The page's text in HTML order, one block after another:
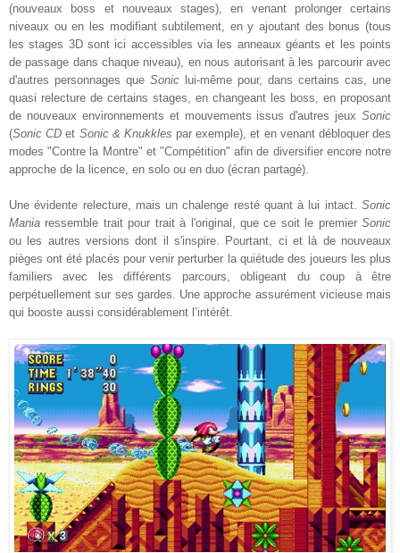
(nouveaux boss et nouveaux stages), en venant prolonger certains
niveaux ou en les modifiant subtilement, en y ajoutant des bonus (tous
les stages 3D sont ici accessibles via les anneaux géants et les points
de passage dans chaque niveau), en nous autorisant à les parcourir avec
d'autres personnages que Sonic lui-même pour, dans certains cas, une
quasi relecture de certains stages, en changeant les boss, en proposant
de nouveaux environnements et mouvements issus d'autres jeux Sonic
(Sonic CD et Sonic & Knukkles par exemple), et en venant débloquer des
modes "Contre la Montre" et "Compétition" afin de diversifier encore notre
approche de la licence, en solo ou en duo (écran partagé).
Une évidente relecture, mais un chalenge resté quant à lui intact. Sonic
Mania ressemble trait pour trait à l'original, que ce soit le premier Sonic
ou les autres versions dont il s'inspire. Pourtant, ci et là de nouveaux
pièges ont été placés pour venir perturber la quiétude des joueurs les plus
familiers avec les différents parcours, obligeant du coup à être
perpétuellement sur ses gardes. Une approche assurément vicieuse mais
qui booste aussi considérablement l’intérêt.